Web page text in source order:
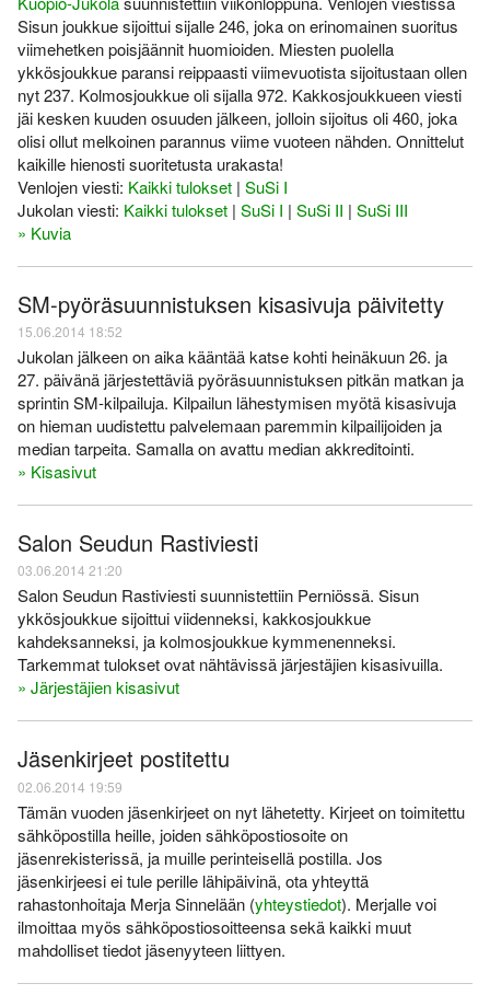
Sisun joukkue sijoittui sijalle 246, joka on erinomainen suoritus
viimehetken poisjäännit huomioiden. Miesten puolella
ykkösjoukkue paransi reippaasti viimevuotista sijoitustaan ollen
nyt 237. Kolmosjoukkue oli sijalla 972. Kakkosjoukkueen viesti
jäi kesken kuuden osuuden jälkeen, jolloin sijoitus oli 460, joka
olisi ollut melkoinen parannus viime vuoteen nähden. Onnittelut
kaikille hienosti suoritetusta urakasta!
Venlojen viesti: Kaikki tulokset | SuSi I
Jukolan viesti: Kaikki tulokset | SuSi I | SuSi II | SuSi III
» Kuvia
SM-pyöräsuunnistuksen kisasivuja päivitetty
15.06.2014 18:52
Jukolan jälkeen on aika kääntää katse kohti heinäkuun 26. ja
27. päivänä järjestettäviä pyöräsuunnistuksen pitkän matkan ja
sprintin SM-kilpailuja. Kilpailun lähestymisen myötä kisasivuja
on hieman uudistettu palvelemaan paremmin kilpailijoiden ja
median tarpeita. Samalla on avattu median akkreditointi.
» Kisasivut
Salon Seudun Rastiviesti
03.06.2014 21:20
Salon Seudun Rastiviesti suunnistettiin Perniössä. Sisun
ykkösjoukkue sijoittui viidenneksi, kakkosjoukkue
kahdeksanneksi, ja kolmosjoukkue kymmenenneksi.
Tarkemmat tulokset ovat nähtävissä järjestäjien kisasivuilla.
» Järjestäjien kisasivut
Jäsenkirjeet postitettu
02.06.2014 19:59
Tämän vuoden jäsenkirjeet on nyt lähetetty. Kirjeet on toimitettu
sähköpostilla heille, joiden sähköpostiosoite on
jäsenrekisterissä, ja muille perinteisellä postilla. Jos
jäsenkirjeesi ei tule perille lähipäivinä, ota yhteyttä
rahastonhoitaja Merja Sinnelään (yhteystiedot). Merjalle voi
ilmoittaa myös sähköpostiosoitteensa sekä kaikki muut
mahdolliset tiedot jäsenyyteen liittyen.